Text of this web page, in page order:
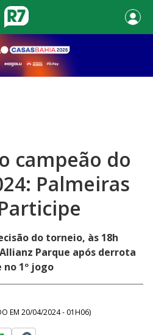
campeão do
Palmeiras
do torneio, às 18h
Parque após derrota
no 1º jogo
EM 20/04/2024 - 01H06)